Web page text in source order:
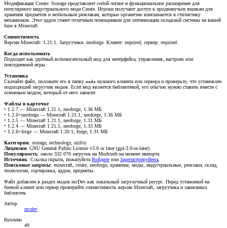
Модификация Create: Storage представляет собой легкое и функциональное расширение для
популярного индустриального мода Create. Игроки получают доступ к продвинутым ящикам для
хранения предметов и мобильным рюкзакам, которые органично вписываются в стилистику
механизмов. Этот аддон станет отличным помощником для оптимизации складской системы на вашей
базе в Minecraft.
Совместимость
Версии Minecraft: 1.21.1. Загрузчики: neoforge. Клиент: required; сервер: required.
Когда использовать
Подходит как удобный вспомогательный мод для интерфейса, управления, настроек или
повседневной игры.
Установка
Скачайте файл, положите его в папку mods нужного клиента или сервера и проверьте, что установлен
подходящий загрузчик модов. Если мод является библиотекой, его обычно нужно ставить вместе с
основным модом, который от него зависит.
Файлы в карточке
• 1.2.7 — Minecraft 1.21.1, neoforge, 1.36 МБ
• 1.2.6+neoforge — Minecraft 1.21.1, neoforge, 1.36 МБ
• 1.2.5 — Minecraft 1.21.1, neoforge, 1.31 МБ
• 1.2.4 — Minecraft 1.21.1, neoforge, 1.33 МБ
• 1.2.6+forge — Minecraft 1.20.1, forge, 1.31 МБ
Категории: storage, technology, utility
Лицензия: GNU General Public License v3.0 or later (gpl-3.0-or-later)
Популярность: около 332 070 загрузок на Modrinth на момент импорта.
Источник: Ссылка скрыта, пожалуйста Войдите или Зарегистрируйтесь
Поисковые запросы: minecraft, create, neoforge, хранение, моды, индустриальные, рюкзаки, склад,
технологии, сортировка, аддон, предметы.
Файл добавлен в раздел модов mcDev как локальный загрузочный ресурс. Перед установкой на
боевой клиент или сервер проверяйте совместимость версии Minecraft, загрузчика и зависимых
библиотек.
Автор
mcdev
Куплено
49